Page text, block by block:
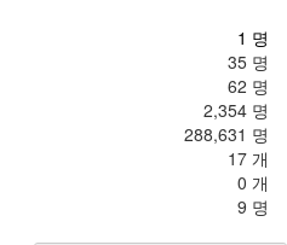
1 명
35 명
62 명
2,354 명
288,631 명
17 개
0 개
9 명